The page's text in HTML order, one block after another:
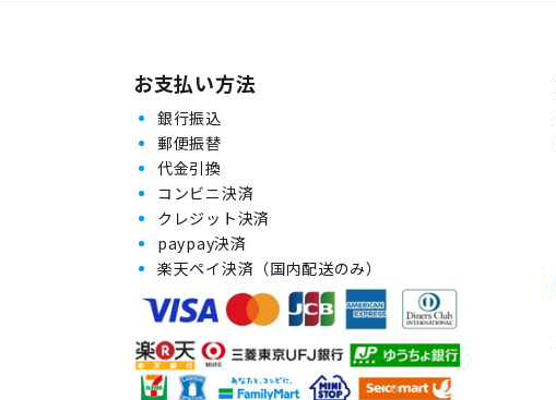
お支払い方法
銀行振込
郵便振替
代金引換
コンビニ決済
クレジット決済
paypay決済
楽天ペイ決済（国内配送のみ）